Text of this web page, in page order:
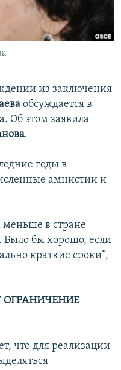
из заключения
обсуждается в
Об этом заявила
.
годы в
амнистии и
меньше в стране
бы хорошо, если
краткие сроки”,
ОГРАНИЧЕНИЕ
что для реализации